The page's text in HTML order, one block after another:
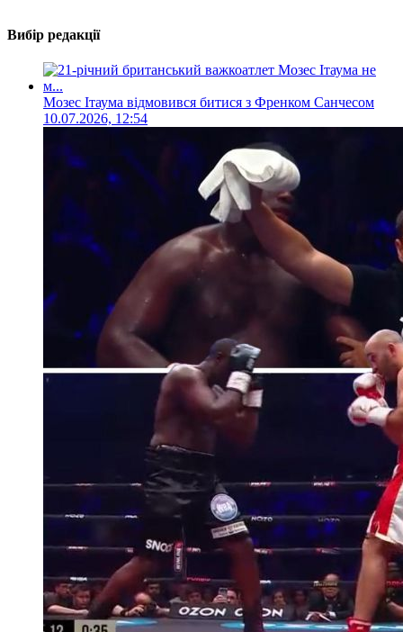
Вибір редакції
Мозес Ітаума відмовився битися з Френком Санчесом
10.07.2026, 12:54